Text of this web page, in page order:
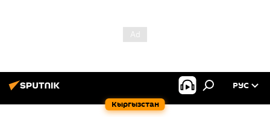
Кыргызстан
РУС